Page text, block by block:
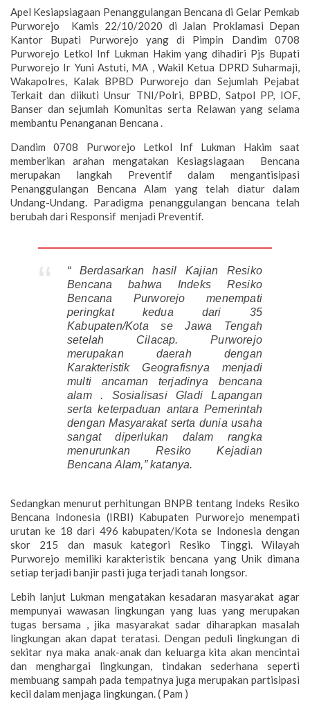
Apel Kesiapsiagaan Penanggulangan Bencana di Gelar Pemkab
Purworejo Kamis 22/10/2020 di Jalan Proklamasi Depan
Kantor Bupati Purworejo yang di Pimpin Dandim 0708
Purworejo Letkol Inf Lukman Hakim yang dihadiri Pjs Bupati
Purworejo Ir Yuni Astuti, MA , Wakil Ketua DPRD Suharmaji,
Wakapolres, Kalak BPBD Purworejo dan Sejumlah Pejabat
Terkait dan diikuti Unsur TNI/Polri, BPBD, Satpol PP, IOF,
Banser dan sejumlah Komunitas serta Relawan yang selama
membantu Penanganan Bencana .
Dandim 0708 Purworejo Letkol Inf Lukman Hakim saat
memberikan arahan mengatakan Kesiagsiagaan Bencana
merupakan langkah Preventif dalam mengantisipasi
Penanggulangan Bencana Alam yang telah diatur dalam
Undang-Undang. Paradigma penanggulangan bencana telah
berubah dari Responsif menjadi Preventif.
“ Berdasarkan hasil Kajian Resiko
Bencana bahwa Indeks Resiko
Bencana Purworejo menempati
peringkat kedua dari 35
Kabupaten/Kota se Jawa Tengah
setelah Cilacap. Purworejo
merupakan daerah dengan
Karakteristik Geografisnya menjadi
multi ancaman terjadinya bencana
alam . Sosialisasi Gladi Lapangan
serta keterpaduan antara Pemerintah
dengan Masyarakat serta dunia usaha
sangat diperlukan dalam rangka
menurunkan Resiko Kejadian
Bencana Alam,” katanya.
Sedangkan menurut perhitungan BNPB tentang Indeks Resiko
Bencana Indonesia (IRBI) Kabupaten Purworejo menempati
urutan ke 18 dari 496 kabupaten/Kota se Indonesia dengan
skor 215 dan masuk kategori Resiko Tinggi. Wilayah
Purworejo memiliki karakteristik bencana yang Unik dimana
setiap terjadi banjir pasti juga terjadi tanah longsor.
Lebih lanjut Lukman mengatakan kesadaran masyarakat agar
mempunyai wawasan lingkungan yang luas yang merupakan
tugas bersama , jika masyarakat sadar diharapkan masalah
lingkungan akan dapat teratasi. Dengan peduli lingkungan di
sekitar nya maka anak-anak dan keluarga kita akan mencintai
dan menghargai lingkungan, tindakan sederhana seperti
membuang sampah pada tempatnya juga merupakan partisipasi
kecil dalam menjaga lingkungan. ( Pam )